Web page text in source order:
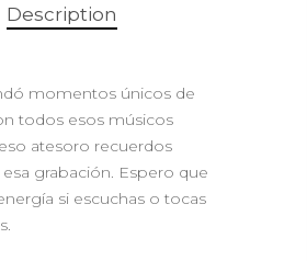
Description
momentos únicos de
todos esos músicos
atesoro recuerdos
grabación. Espero que
si escuchas o tocas